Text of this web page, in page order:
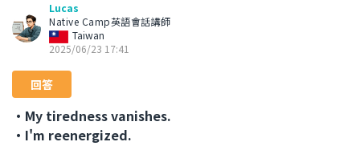
Lucas
Native Camp英語會話講師
Taiwan
2025/06/23 17:41
回答
・My tiredness vanishes.
・I'm reenergized.